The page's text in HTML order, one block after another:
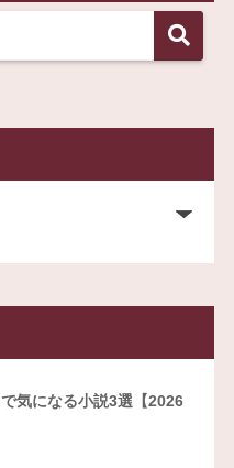
気になる小説3選【2026